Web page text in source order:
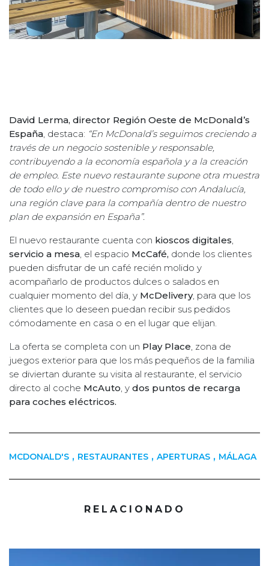
David Lerma, director Región Oeste de McDonald’s
España, destaca: “En McDonald’s seguimos creciendo a
través de un negocio sostenible y responsable,
contribuyendo a la economía española y a la creación
de empleo. Este nuevo restaurante supone otra muestra
de todo ello y de nuestro compromiso con Andalucía,
una región clave para la compañía dentro de nuestro
plan de expansión en España”.
El nuevo restaurante cuenta con kioscos digitales,
servicio a mesa, el espacio McCafé, donde los clientes
pueden disfrutar de un café recién molido y
acompañarlo de productos dulces o salados en
cualquier momento del día, y McDelivery, para que los
clientes que lo deseen puedan recibir sus pedidos
cómodamente en casa o en el lugar que elijan.
La oferta se completa con un Play Place, zona de
juegos exterior para que los más pequeños de la familia
se diviertan durante su visita al restaurante, el servicio
directo al coche McAuto, y dos puntos de recarga
para coches eléctricos.
MCDONALD'S , RESTAURANTES , APERTURAS , MÁLAGA
RELACIONADO